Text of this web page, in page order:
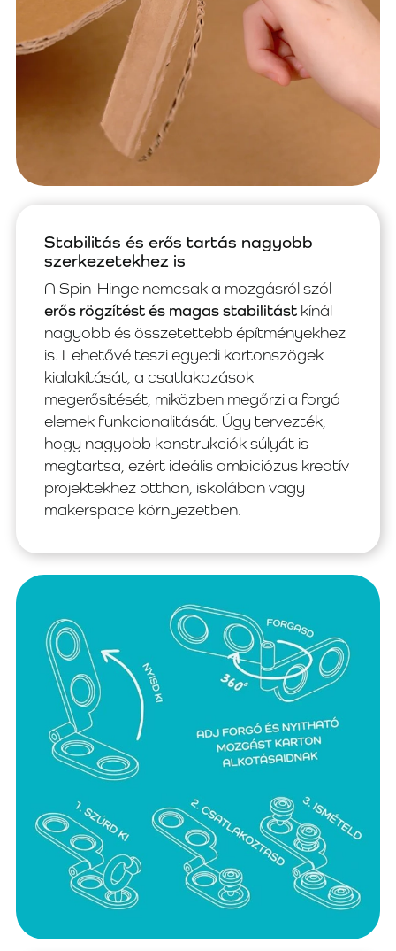
Stabilitás és erős tartás nagyobb
szerkezetekhez is
A Spin-Hinge nemcsak a mozgásról szól –
erős rögzítést és magas stabilitást kínál
nagyobb és összetettebb építményekhez
is. Lehetővé teszi egyedi kartonszögek
kialakítását, a csatlakozások
megerősítését, miközben megőrzi a forgó
elemek funkcionalitását. Úgy tervezték,
hogy nagyobb konstrukciók súlyát is
megtartsa, ezért ideális ambiciózus kreatív
projektekhez otthon, iskolában vagy
makerspace környezetben.